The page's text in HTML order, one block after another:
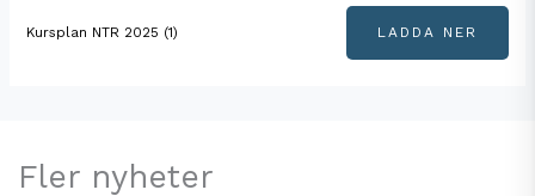
Kursplan NTR 2025 (1) LADDA NER
Fler nyheter